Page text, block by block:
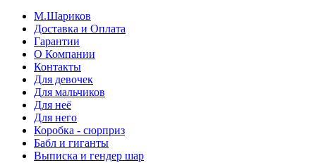
М.Шариков
Доставка и Оплата
Гарантии
О Компании
Контакты
Для девочек
Для мальчиков
Для неё
Для него
Коробка - сюрприз
Бабл и гиганты
Выписка и гендер шар